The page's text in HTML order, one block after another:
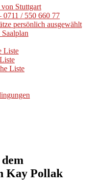
Stuttgart
0711 / 550 660 77
persönlich ausgewählt
Liste
Liste
Kay Pollak